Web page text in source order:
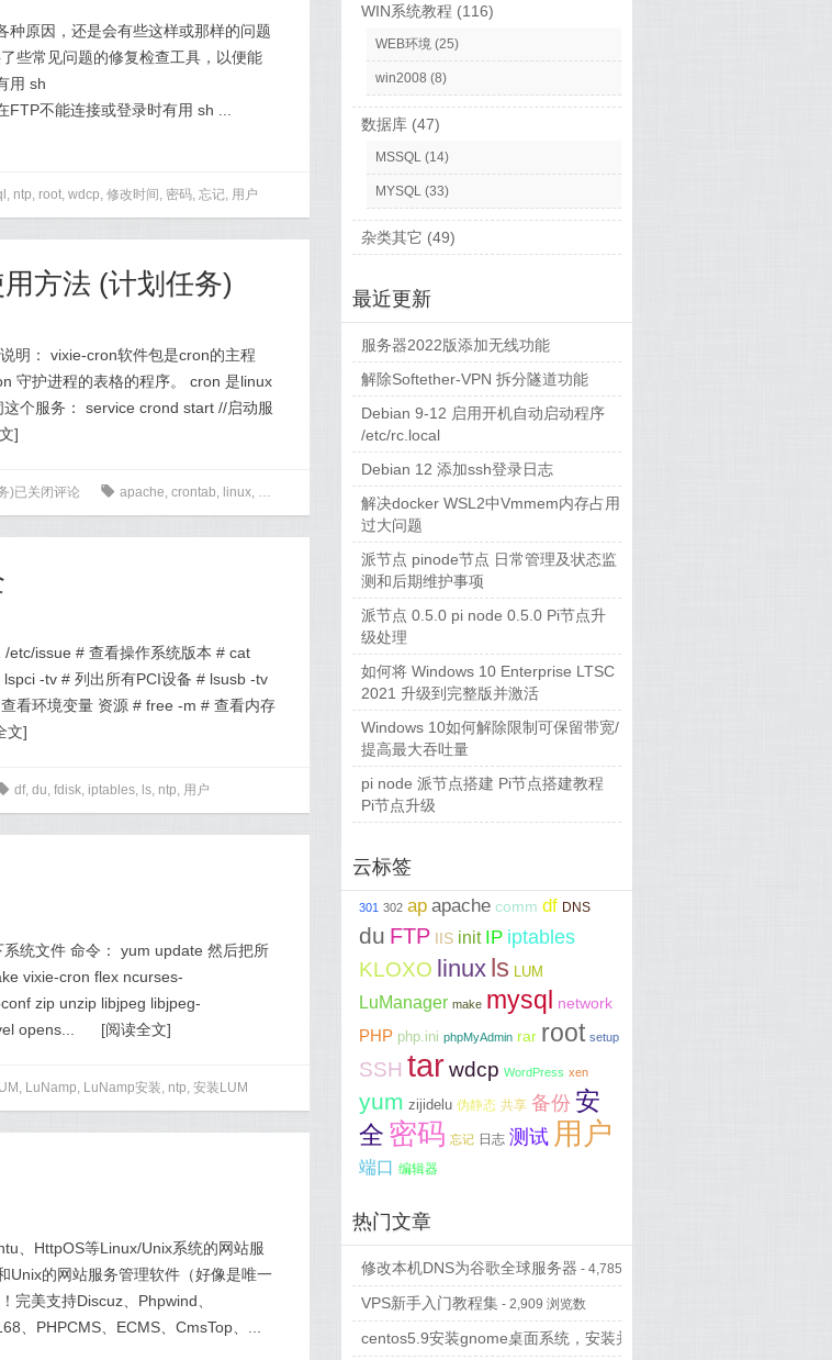
种原因，还是会有些这样或那样的问题
些常见问题的修复检查工具，以便能
用 sh
不能连接或登录时有用 sh ...
, ntp, root, wdcp, 修改时间 , 密码, 忘记, 用户
方法 (计划任务)
明： vixie-cron软件包是cron的主程
守护进程的表格的程序。 cron 是linux
个服务： service crond start //启动服
]
)已关闭评论 0 apache, crontab, linux, ntp 用户
etc/issue # 查看操作系统版本 # cat
-tv # 列出所有PCI设备 # lsusb -tv
看环境变量 资源 # free -m # 查看内存
文]
df, du, fdisk, iptables, ls, ntp, 用户
统文件 命令： yum update 然后把所
vixie-cron flex ncurses-
zip unzip libjpeg libjpeg-
opens...
[阅读全文]
, LuNamp, LuNamp安装, ntp, 安装LUM
、HttpOS等Linux/Unix系统的网站服
Unix的网站服务管理软件（好像是唯一
完美支持Discuz、Phpwind、
、PHPCMS、ECMS、CmsTop、...
WIN系统教程 (116)
WEB环境 (25)
win2008 (8)
数据库 (47)
MSSQL (14)
MYSQL (33)
杂类其它 (49)
最近更新
服务器2022版添加无线功能
解除Softether-VPN 拆分隧道功能
Debian 9-12 启用开机自动启动程序
/etc/rc.local
Debian 12 添加ssh登录日志
解决docker WSL2中Vmmem内存占用
过大问题
派节点 pinode节点 日常管理及状态监
测和后期维护事项
派节点 0.5.0 pi node 0.5.0 Pi节点升
级处理
如何将 Windows 10 Enterprise LTSC
2021 升级到完整版并激活
Windows 10如何解除限制可保留带宽/
提高最大吞吐量
pi node 派节点搭建 Pi节点搭建教程
Pi节点升级
云标签
301 302 ap apache comm df DNS
du FTP IIS init IP iptables
KLOXO linux ls LUM
LuManager make mysql network
PHP php.ini phpMyAdmin rar root setup
SSH tar wdcp WordPress xen
yum zijidelu 伪静态 共享 备份 安
全 密码 忘记 日志 测试 用户
端口 编辑器
热门文章
修改本机DNS为谷歌全球服务器 - 4,785 浏览数
VPS新手入门教程集 - 2,909 浏览数
centos5.9安装gnome桌面系统，安装并配置vncserver...